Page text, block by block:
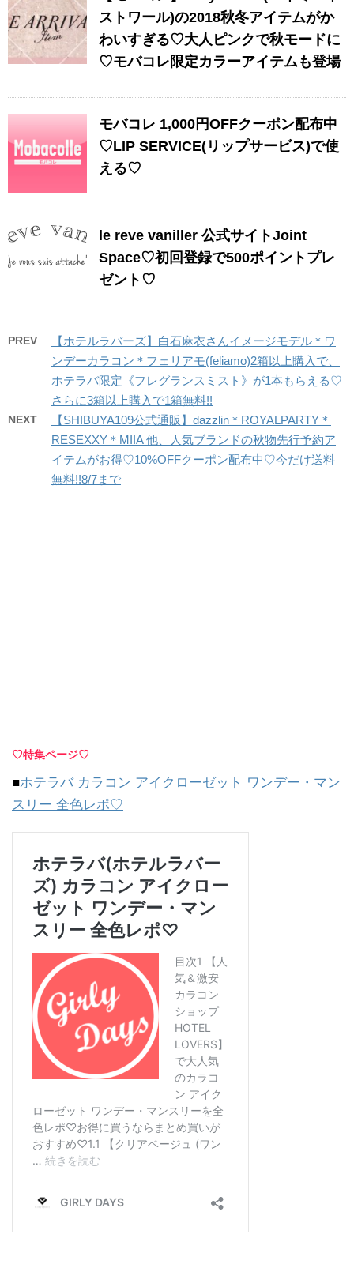
ストワール)の2018秋冬アイテムがか
わいすぎる♡大人ピンクで秋モードに
♡モバコレ限定カラーアイテムも登場
モバコレ 1,000円OFFクーポン配布中
♡LIP SERVICE(リップサービス)で使
える♡
le reve vaniller 公式サイトJoint
Space♡初回登録で500ポイントプレ
ゼント♡
PREV
【ホテルラバーズ】白石麻衣さんイメージモデル＊ワ
ンデーカラコン＊フェリアモ(feliamo)2箱以上購入で、
ホテラバ限定《フレグランスミスト》が1本もらえる♡
さらに3箱以上購入で1箱無料!!
NEXT
【SHIBUYA109公式通販】dazzlin＊ROYALPARTY＊
RESEXXY＊MIIA 他、人気ブランドの秋物先行予約ア
イテムがお得♡10%OFFクーポン配布中♡今だけ送料
無料!!8/7まで
♡特集ページ♡
■ホテラバ カラコン アイクローゼット ワンデー・マン
スリー 全色レポ♡